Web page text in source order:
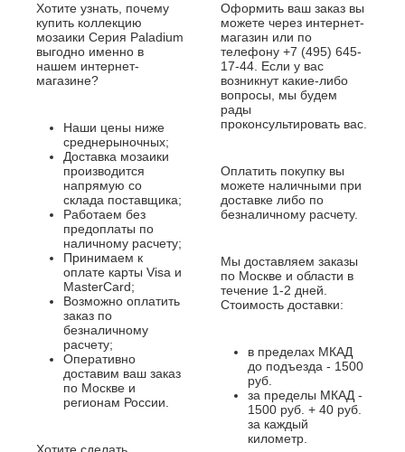
Хотите узнать, почему
купить коллекцию
мозаики Серия Paladium
выгодно именно в
нашем интернет-
магазине?
Наши цены ниже
среднерыночных;
Доставка мозаики
производится
напрямую со
склада поставщика;
Работаем без
предоплаты по
наличному расчету;
Принимаем к
оплате карты Visa и
MasterCard;
Возможно оплатить
заказ по
безналичному
расчету;
Оперативно
доставим ваш заказ
по Москве и
регионам России.
Оформить ваш заказ вы
можете через интернет-
магазин или по
телефону +7 (495) 645-
17-44. Если у вас
возникнут какие-либо
вопросы, мы будем
рады
проконсультировать вас.
Оплатить покупку вы
можете наличными при
доставке либо по
безналичному расчету.
Мы доставляем заказы
по Москве и области в
течение 1-2 дней.
Стоимость доставки:
в пределах МКАД
до подъезда - 1500
руб.
за пределы МКАД -
1500 руб. + 40 руб.
за каждый
километр.